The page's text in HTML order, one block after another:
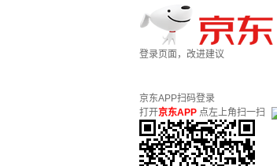
登录页面，改进建议
京东APP扫码登录
打开京东APP 点左上角扫一扫